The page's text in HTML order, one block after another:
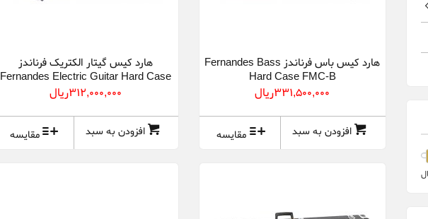
هارد کیس باس فرناندز Fernandes Bass
Hard Case FMC-B
331,500,000ريال
افزودن به سبد مقایسه
هارد کیس گیتار الکتریک فرناندز
Fernandes Electric Guitar Hard Case
FMC M
312,000,000ريال
افزودن به سبد مقایسه